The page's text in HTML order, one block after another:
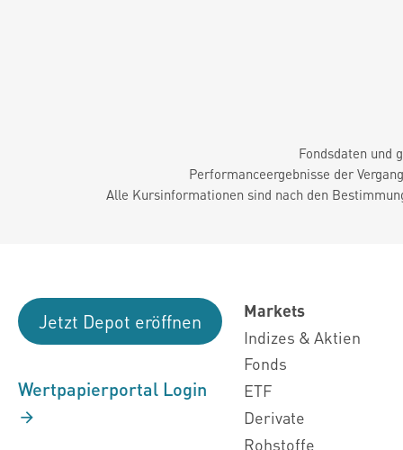
Fondsdaten und
Performanceergebnisse der
Alle Kursinformationen sind nach den
Jetzt Depot eröffnen
Wertpapierportal Login
Markets
Indizes & Aktien
Fonds
ETF
Derivate
Rohstoffe